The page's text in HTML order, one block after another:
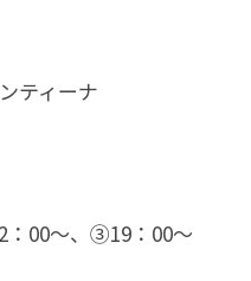
ティーナ
00〜、③19：00〜